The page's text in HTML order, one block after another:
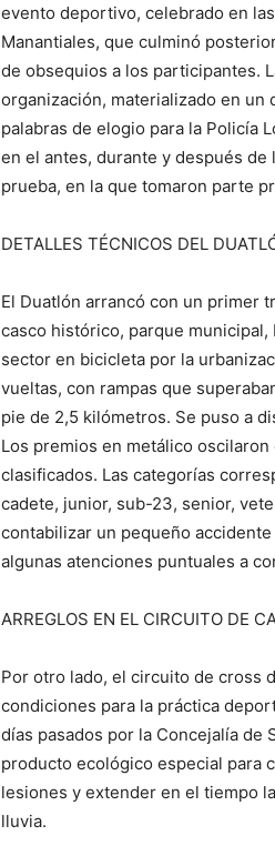
evento deportivo, celebrado en
Manantiales, que culminó
de obsequios a los participantes.
organización, materializado en un
palabras de elogio para la Policía
en el antes, durante y después
prueba, en la que tomaron parte
DETALLES TÉCNICOS DEL
El Duatlón arrancó con un primer
casco histórico, parque
sector en bicicleta por la
vueltas, con rampas que
pie de 2,5 kilómetros. Se puso a
Los premios en metálico
clasificados. Las categorías
cadete, junior, sub-23, senior,
contabilizar un pequeño
algunas atenciones puntuales a
ARREGLOS EN EL CIRCUITO DE
Por otro lado, el circuito de cross
condiciones para la práctica
días pasados por la Concejalía
producto ecológico especial para
lesiones y extender en el tiempo
lluvia.